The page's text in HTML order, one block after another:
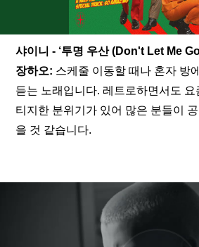
샤이니 - ‘투명 우산 (Don't Let Me
장하오: 스케줄 이동할 때나 혼자 방
듣는 노래입니다. 레트로하면서도 요
티지한 분위기가 있어 많은 분들이
을 것 같습니다.